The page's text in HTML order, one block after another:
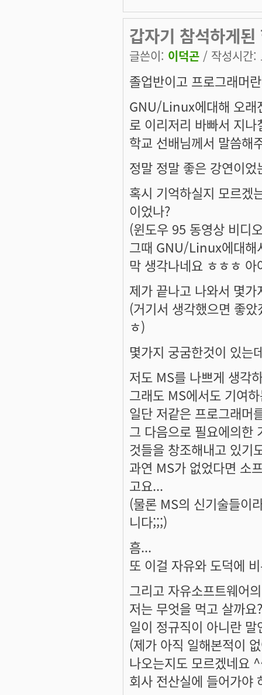
갑자기 참석하게
글쓴이: 이덕곤 / 작성시간
졸업반이고 프로그래머
GNU/Linux에대해 오래
로 이리저리 바빠서 지나
학교 선배님께서 말씀해
정말 정말 좋은 강연이
혹시 기억하실지 모르겠
이었나?
(윈도우 95 동영상 비디
그때 GNU/Linux에대해
막 생각나네요 ㅎㅎㅎ
제가 끝나고 나와서 몇
(거기서 생각했으면 좋
ㅎ)
몇가지 궁굼한것이 있는
저도 MS를 나쁘게 생각
그래도 MS에서도 기여
일단 저같은 프로그래머
그 다음으로 필요에의한
것들을 창조해내고 있기
과연 MS가 없었다면 소
고요...
(물론 MS의 신기술들이
니다;;;)
흠...
또 이걸 자유와 도덕에
그리고 자유소프트웨어
저는 무엇을 먹고 살까요
일이 정규직이 아니란 말
(제가 아직 일해본적이
나오는지도 모르겠네요
회사 전산실에 들어가야